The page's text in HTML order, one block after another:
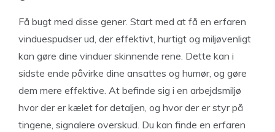
Få bugt med disse gener. Start med at få en erfaren
vinduespudser ud, der effektivt, hurtigt og miljøvenligt
kan gøre dine vinduer skinnende rene. Dette kan i
sidste ende påvirke dine ansattes og humør, og gøre
dem mere effektive. At befinde sig i en arbejdsmiljø
hvor der er kælet for detaljen, og hvor der er styr på
tingene, signalere overskud. Du kan finde en erfaren